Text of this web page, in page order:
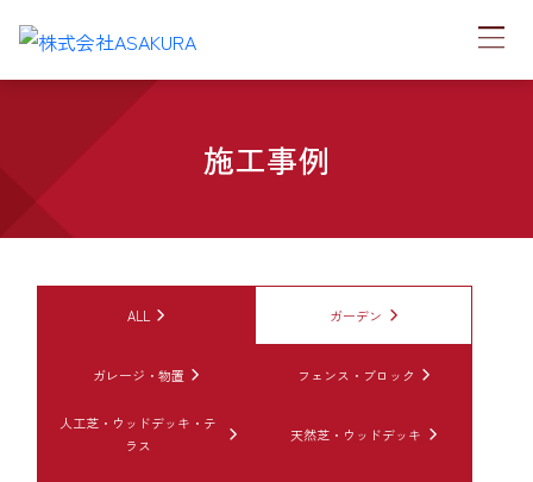
施工事例
ALL ガーデン
ガレージ・物置 フェンス・ブロック
人工芝・ウッドデッキ・テ
ラス
天然芝・ウッドデッキ